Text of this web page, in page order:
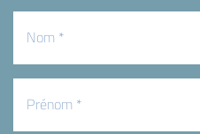
(Nécessaire)
(Nécessaire)